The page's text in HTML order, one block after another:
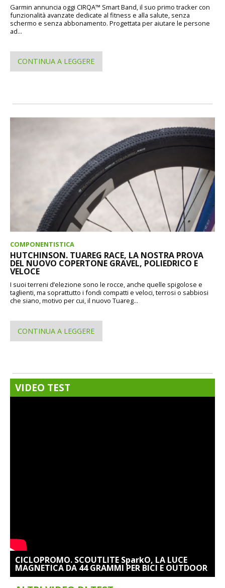
Garmin annuncia oggi CIRQA™ Smart Band, il suo primo tracker con
funzionalità avanzate dedicate al fitness e alla salute, senza
schermo e senza abbonamento. Progettata per aiutare le persone
ad...
CONTINUA A LEGGERE
COMPONENTISTICA
HUTCHINSON. TUAREG RACE, LA NOSTRA PROVA
DEL NUOVO COPERTONE GRAVEL, POLIEDRICO E
VELOCE
I suoi terreni d’elezione sono le rocce, anche quelle spigolose e
taglienti, ma soprattutto i fondi compatti e veloci, terrosi o sabbiosi
che siano, motivo per cui, il nuovo Tuareg...
CONTINUA A LEGGERE
VIDEO TEST
CICLOPROMO. SCOUTLITE SparkO, LA LUCE
MAGNETICA DA 44 GRAMMI PER BICI E OUTDOOR